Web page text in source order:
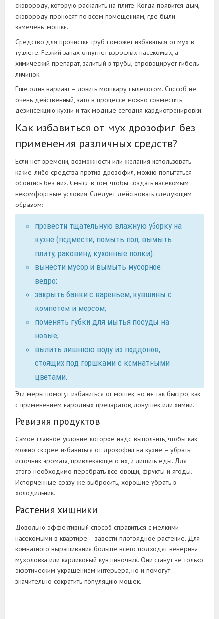
сковороду, которую раскалить на плите. Когда появится дым,
сковороду проносят по всем помещениям, где были
замечены мошки.
Средство для прочистки труб поможет избавиться от мух в
туалете. Резкий запах отпугнет взрослых насекомых, а
химический препарат, залитый в трубы, спровоцирует гибель
личинок.
Еще один вариант – ловить мошкару пылесосом. Способ не
очень действенный, зато в процессе можно совместить
дезинсекцию кухни и так модные сегодня кардиотренировки.
Как избавиться от мух дрозофил без
применения различных средств?
Если нет времени, возможности или желания использовать
какие-либо средства против дрозофил, можно попытаться
обойтись без них. Смысл в том, чтобы создать насекомым
некомфортные условия. Следует действовать следующим
образом:
провести тщательную влажную уборку на
кухне (подмести, помыть пол, вымыть
плиту, раковину, кухонные полки);
вынести мусор и вымыть мусорное
ведро;
закрыть банки с вареньем, кувшины с
компотом и морсом;
поменять губки для мытья посуды на
новые;
вылить лишнюю воду из поддонов,
стоящих под горшками с комнатными
цветами.
Эти меры помогут избавиться от мошек, но не так быстро, как
с применением народных препаратов, ловушек или химии.
Ревизия продуктов
Самое главное условие, которое надо выполнить, чтобы как
можно скорее избавиться от дрозофил на кухне – убрать
источник аромата, привлекающего их, и лишить еды. Для
этого необходимо перебрать все овощи, фрукты и ягоды.
Испорченные сразу же выбросить, хорошие убрать в
холодильник.
Растения хищники
Довольно эффективный способ справиться с мелкими
насекомыми в квартире – завести плотоядное растение. Для
комнатного выращивания больше всего подходят венерина
мухоловка или карликовый кувшиночник. Они станут не только
экзотическим украшением интерьера, но и помогут
значительно сократить популяцию мошек.